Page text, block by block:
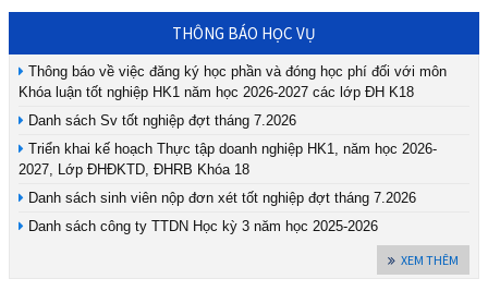
THÔNG BÁO HỌC VỤ
Thông báo về việc đăng ký học phần và đóng học phí đối với môn
Khóa luận tốt nghiệp HK1 năm học 2026-2027 các lớp ĐH K18
Danh sách Sv tốt nghiệp đợt tháng 7.2026
Triển khai kế hoạch Thực tập doanh nghiệp HK1, năm học 2026-
2027, Lớp ĐHĐKTD, ĐHRB Khóa 18
Danh sách sinh viên nộp đơn xét tốt nghiệp đợt tháng 7.2026
Danh sách công ty TTDN Học kỳ 3 năm học 2025-2026
XEM THÊM